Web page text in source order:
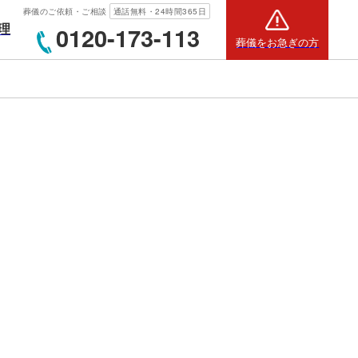
葬儀のご依頼・ご相談 通話無料・24時間365日
0120-173-113 葬儀をお急ぎの方